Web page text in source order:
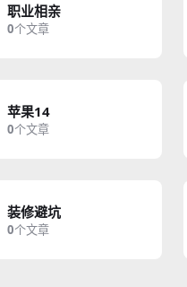
职业相亲
0个文章
苹果14
0个文章
装修避坑
0个文章